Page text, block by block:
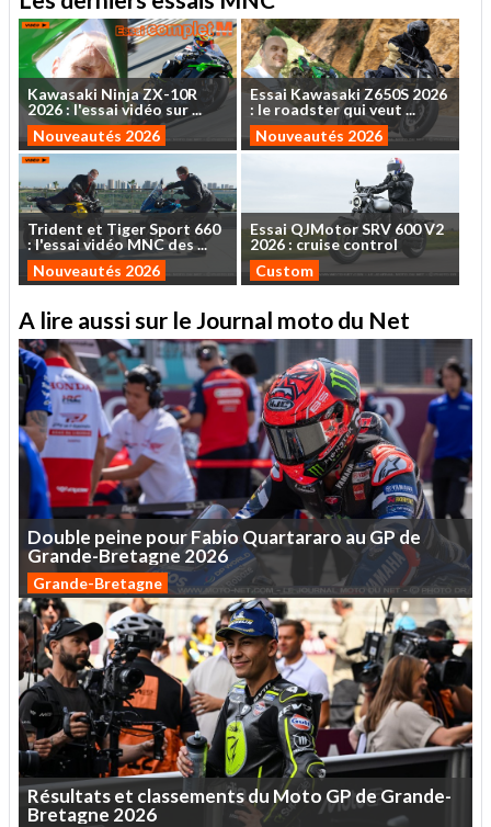
Kawasaki NinjaZX-10R
2026: l'essaividéo sur...
Nouveautés 2026
Essai Kawasaki Z650S 2026
: le roadsterquiveut ...
Nouveautés 2026
Trident et TigerSport 660
: l'essaividéo MNCdes...
Nouveautés 2026
EssaiQJMotorSRV 600V2
2026 : cruise control
Custom
A lire aussi sur le Journal moto du Net
Double peine pourFabioQuartararo au GPde
Grande-Bretagne 2026
Grande-Bretagne
Résultatset classementsdu MotoGP deGrande-
Bretagne 2026